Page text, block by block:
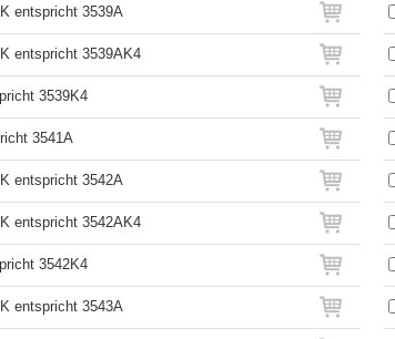
entspricht 3539A
entspricht 3539AK4
3539K4
3541A
entspricht 3542A
entspricht 3542AK4
3542K4
entspricht 3543A